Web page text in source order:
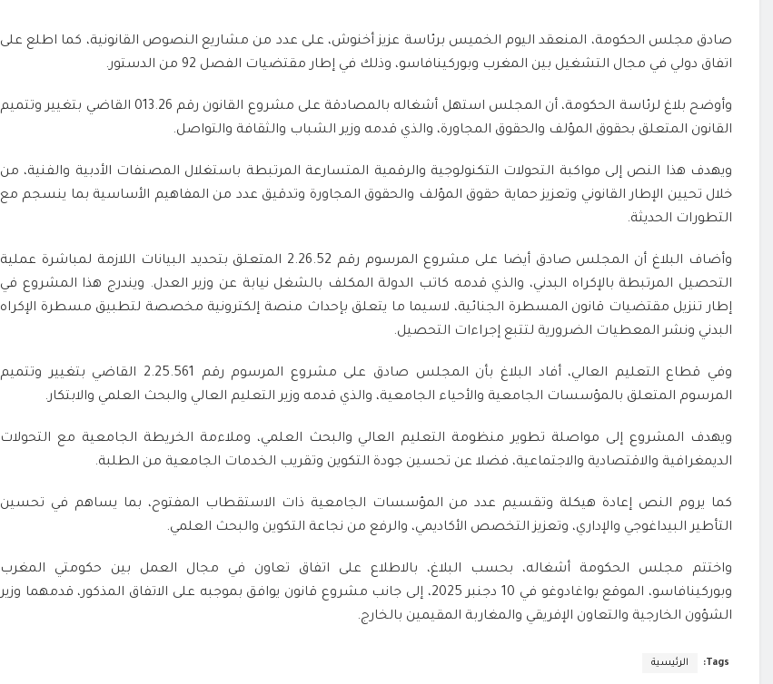
صادق مجلس الحكومة، المنعقد اليوم الخميس برئاسة عزيز أخنوش، على عدد من مشاريع النصوص القانونية، كما اطلع على
اتفاق دولي في مجال التشغيل بين المغرب وبوركينافاسو، وذلك في إطار مقتضيات الفصل 92 من الدستور.
وأوضح بلاغ لرئاسة الحكومة، أن المجلس استهل أشغاله بالمصادقة على مشروع القانون رقم 013.26 القاضي بتغيير وتتميم
القانون المتعلق بحقوق المؤلف والحقوق المجاورة، والذي قدمه وزير الشباب والثقافة والتواصل.
ويهدف هذا النص إلى مواكبة التحولات التكنولوجية والرقمية المتسارعة المرتبطة باستغلال المصنفات الأدبية والفنية، من
خلال تحيين الإطار القانوني وتعزيز حماية حقوق المؤلف والحقوق المجاورة وتدقيق عدد من المفاهيم الأساسية بما ينسجم مع
التطورات الحديثة.
وأضاف البلاغ أن المجلس صادق أيضا على مشروع المرسوم رقم 2.26.52 المتعلق بتحديد البيانات اللازمة لمباشرة عملية
التحصيل المرتبطة بالإكراه البدني، والذي قدمه كاتب الدولة المكلف بالشغل نيابة عن وزير العدل. ويندرج هذا المشروع في
إطار تنزيل مقتضيات قانون المسطرة الجنائية، لاسيما ما يتعلق بإحداث منصة إلكترونية مخصصة لتطبيق مسطرة الإكراه
البدني ونشر المعطيات الضرورية لتتبع إجراءات التحصيل.
وفي قطاع التعليم العالي، أفاد البلاغ بأن المجلس صادق على مشروع المرسوم رقم 2.25.561 القاضي بتغيير وتتميم
المرسوم المتعلق بالمؤسسات الجامعية والأحياء الجامعية، والذي قدمه وزير التعليم العالي والبحث العلمي والابتكار.
ويهدف المشروع إلى مواصلة تطوير منظومة التعليم العالي والبحث العلمي، وملاءمة الخريطة الجامعية مع التحولات
الديمغرافية والاقتصادية والاجتماعية، فضلا عن تحسين جودة التكوين وتقريب الخدمات الجامعية من الطلبة.
كما يروم النص إعادة هيكلة وتقسيم عدد من المؤسسات الجامعية ذات الاستقطاب المفتوح، بما يساهم في تحسين
التأطير البيداغوجي والإداري، وتعزيز التخصص الأكاديمي، والرفع من نجاعة التكوين والبحث العلمي.
واختتم مجلس الحكومة أشغاله، بحسب البلاغ، بالاطلاع على اتفاق تعاون في مجال العمل بين حكومتي المغرب
وبوركينافاسو، الموقع بواغادوغو في 10 دجنبر 2025، إلى جانب مشروع قانون يوافق بموجبه على الاتفاق المذكور، قدمهما وزير
الشؤون الخارجية والتعاون الإفريقي والمغاربة المقيمين بالخارج.
Tags: الرئيسية